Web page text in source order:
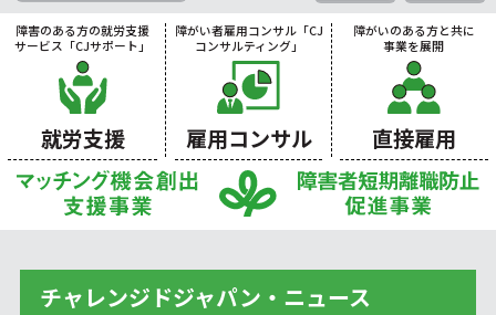
障害のある方の就労支援
サービス「CJサポート」
就労支援
障がい者雇用コンサル「CJ
コンサルティング」
雇用コンサル
障がいのある方と共に
事業を展開
直接雇用
チャレンジドジャパン・ニュース